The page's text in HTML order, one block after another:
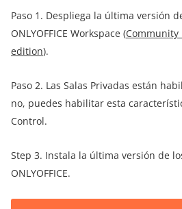
Paso 1. Despliega la última versión
ONLYOFFICE Workspace (Community
edition).
Paso 2. Las Salas Privadas están
no, puedes habilitar esta
Control.
Step 3. Instala la última versión de
ONLYOFFICE.